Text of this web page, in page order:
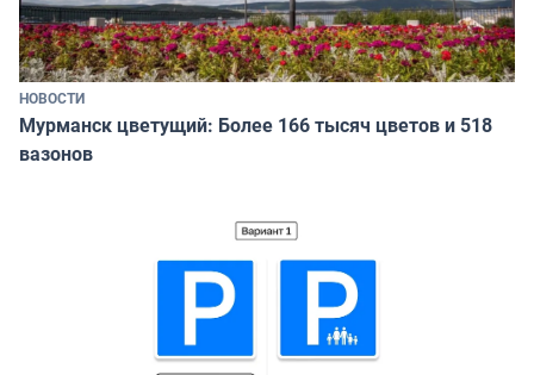
НОВОСТИ
Мурманск цветущий: Более 166 тысяч цветов и 518
вазонов